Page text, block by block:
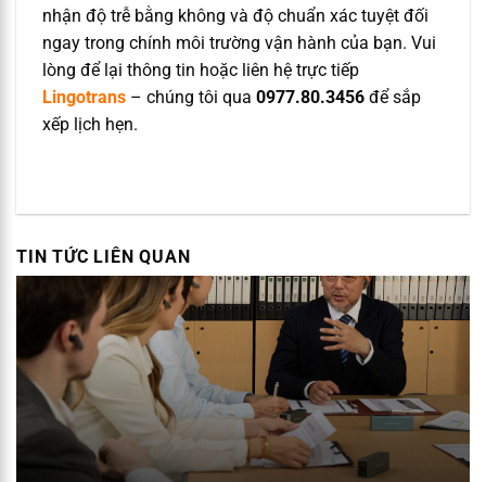
nhận độ trễ bằng không và độ chuẩn xác tuyệt đối
ngay trong chính môi trường vận hành của bạn. Vui
lòng để lại thông tin hoặc liên hệ trực tiếp
Lingotrans – chúng tôi qua 0977.80.3456 để sắp
xếp lịch hẹn.
TIN TỨC LIÊN QUAN